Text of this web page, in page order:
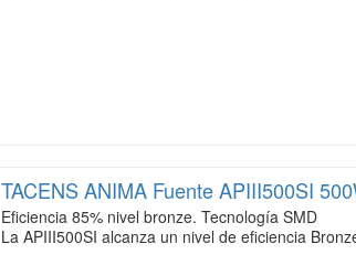
TACENS ANIMA Fuente APIII500SI
Eficiencia 85% nivel bronze. Tecnología SMD
La APIII500SI alcanza un nivel de eficiencia